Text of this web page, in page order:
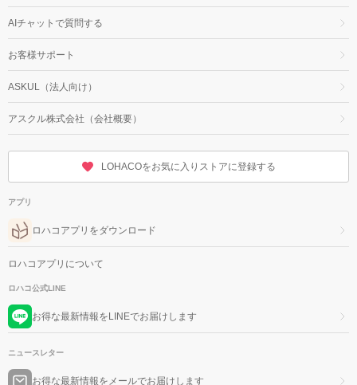
AIチャットで質問する
お客様サポート
ASKUL（法人向け）
アスクル株式会社（会社概要）
LOHACOをお気に入りストアに登録する
アプリ
ロハコアプリをダウンロード
ロハコアプリについて
ロハコ公式LINE
お得な最新情報をLINEでお届けします
ニュースレター
お得な最新情報をメールでお届けします